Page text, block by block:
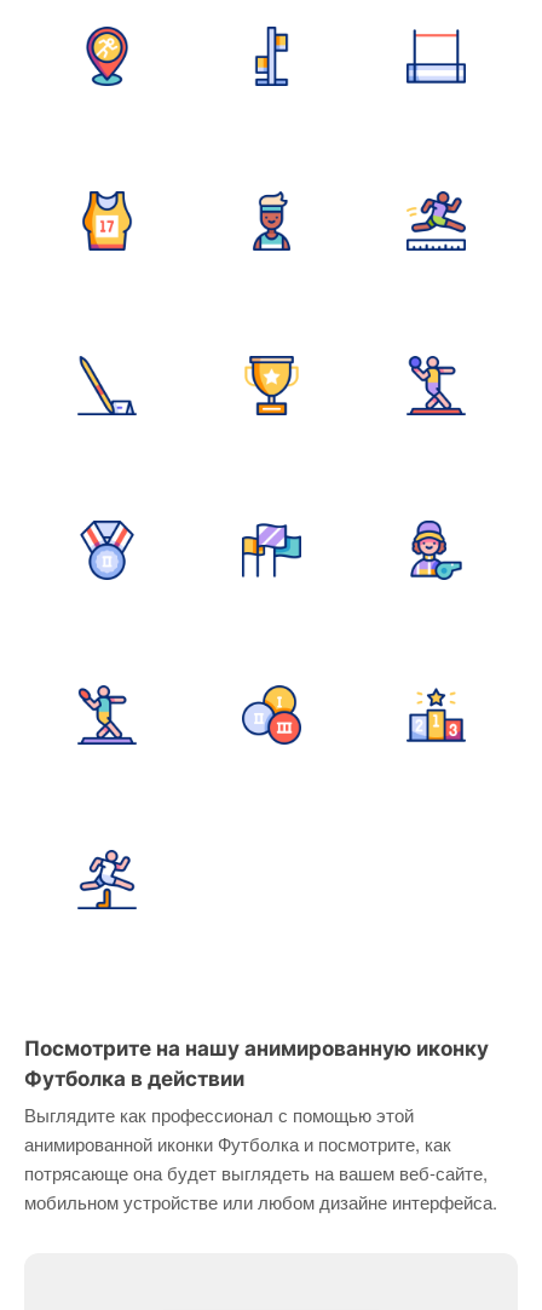
Посмотрите на нашу анимированную иконку
Футболка в действии
Выглядите как профессионал с помощью этой
анимированной иконки Футболка и посмотрите, как
потрясающе она будет выглядеть на вашем веб-сайте,
мобильном устройстве или любом дизайне интерфейса.